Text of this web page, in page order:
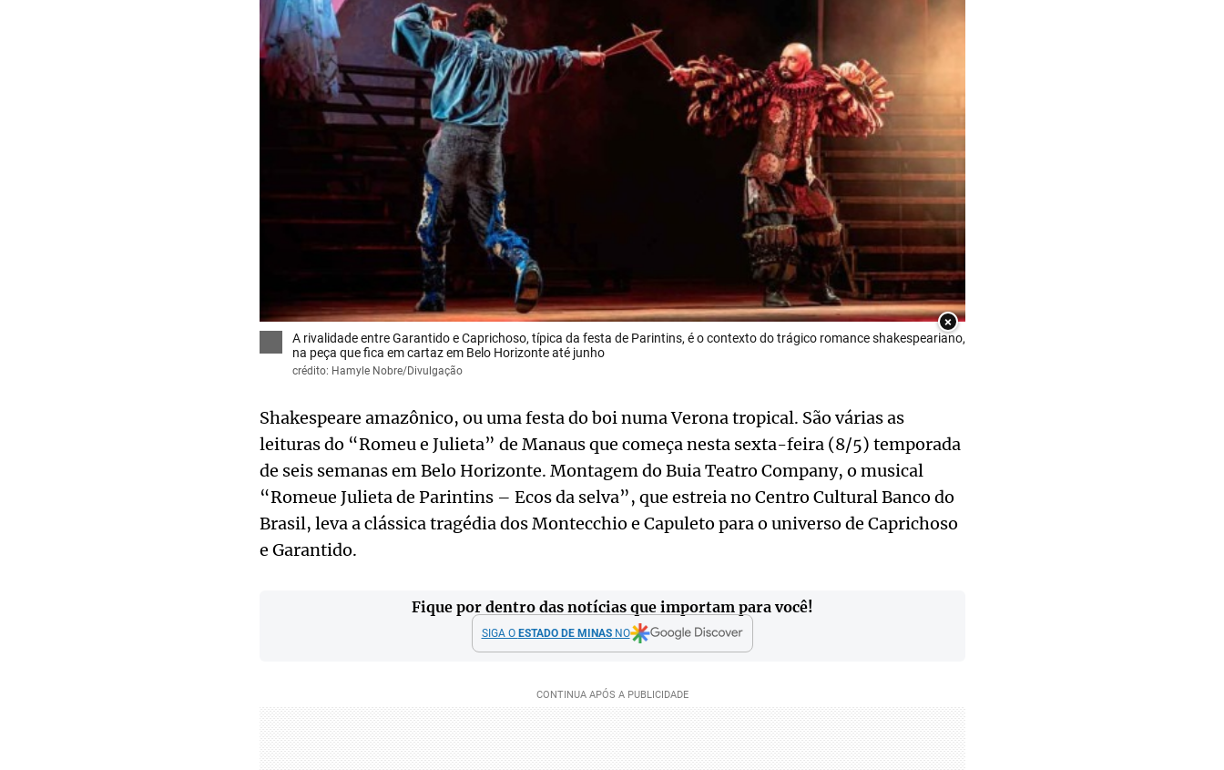
×
A rivalidade entre Garantido e Caprichoso, típica da festa de Parintins, é o contexto do trágico romance shakespeariano,
na peça que fica em cartaz em Belo Horizonte até junho
crédito: Hamyle Nobre/Divulgação
Shakespeare amazônico, ou uma festa do boi numa Verona tropical. São várias as
leituras do “Romeu e Julieta” de Manaus que começa nesta sexta-feira (8/5) temporada
de seis semanas em Belo Horizonte. Montagem do Buia Teatro Company, o musical
“Romeue Julieta de Parintins – Ecos da selva”, que estreia no Centro Cultural Banco do
Brasil, leva a clássica tragédia dos Montecchio e Capuleto para o universo de Caprichoso
e Garantido.
Fique por dentro das notícias que importam para você!
SIGA O ESTADO DE MINASNO